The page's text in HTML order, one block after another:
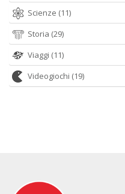
Scienze (11)
Storia (29)
Viaggi (11)
Videogiochi (19)